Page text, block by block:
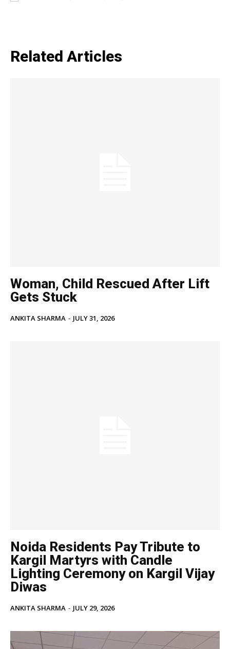
Business
Sports
Related Articles
Woman, Child Rescued After Lift
Gets Stuck
ANKITA SHARMA - JULY 31, 2026
Noida Residents Pay Tribute to
Kargil Martyrs with Candle
Lighting Ceremony on Kargil Vijay
Diwas
ANKITA SHARMA - JULY 29, 2026